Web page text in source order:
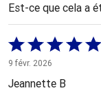
Est-ce que cela a
Coté
5 sur
5
9 févr. 2026
Jeannette B